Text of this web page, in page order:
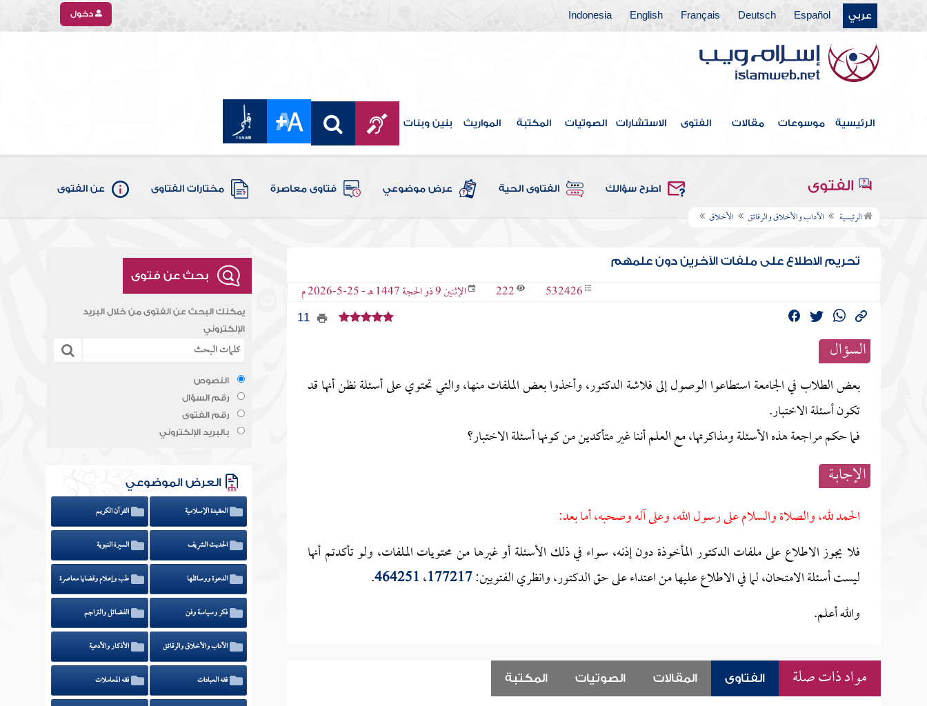
عربي Español
Deutsch
Français
English
Indonesia دخول
الرئيسية موسوعات مقالات الفتوى الاستشارات الصوتيات المكتبة المواريث بنين وبنات
الفتوى اطرح سؤالك الفتاوى الحية عرض موضوعي فتاوى معاصرة مختارات الفتاوى عن الفتوى
الرئيسية الآداب والأخلاق والرقائق الأخلاق
تحريم الاطلاع على ملفات الآخرين دون علمهم
532426
222 الإثنين 9 ذو الحجة 1447 هـ - 25-5-2026 م
11
السؤال
بعض الطلاب في الجامعة استطاعوا الوصول إلى فلاشة الدكتور، وأخذوا بعض الملفات منها، والتي تحتوي على أسئلة نظن أنها قد
تكون أسئلة الاختبار.
فما حكم مراجعة هذه الأسئلة ومذاكرتها، مع العلم أننا غير متأكدين من كونها أسئلة الاختبار؟
الإجابــة
الحمد لله، والصلاة والسلام على رسول الله، وعلى آله وصحبه، أما بعد:
فلا يجوز الاطلاع على ملفات الدكتور المأخوذة دون إذنه، سواء في ذلك الأسئلة أو غيرها من محتويات الملفات، ولو تأكدتم أنها
ليست أسئلة الامتحان، لما في الاطلاع عليها من اعتداء على حق الدكتور، وانظري الفتويين:177217،464251
.
والله أعلم.
مواد ذات صلة الفتاوى المقالات الصوتيات المكتبة
بحث عن فتوى
يمكنك البحث عن الفتوى من خلال البريد
الإلكتروني
النصوص
رقم السؤال
رقم الفتوى
بالبريد الإلكتروني
العرض الموضوعي
العقيدة الإسلامية القرآن الكريم
الحديث الشريف السيرة النبوية
الدعوة ووسائلها طب وإعلام وقضايا معاصرة
فكر وسياسة وفن الفضائل والتراجم
الآداب والأخلاق والرقائق الأذكار والأدعية
فقه العبادات فقه المعاملات